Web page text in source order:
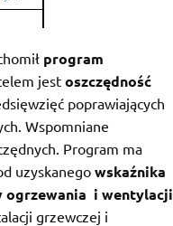
program
jest oszczędność
poprawiających
Wspomniane
Program ma
uzyskanego wskaźnika
ogrzewania i wentylacji
grzewczej i